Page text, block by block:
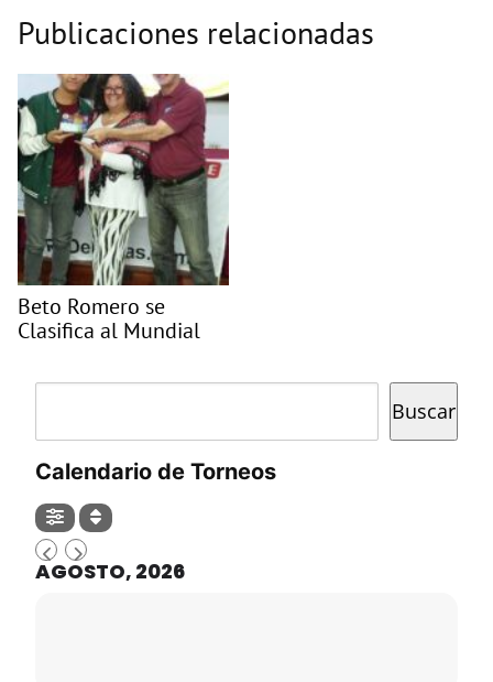
Publicaciones relacionadas
Beto Romero se
Clasifica al Mundial
Buscar
Calendario de Torneos
AGOSTO, 2026